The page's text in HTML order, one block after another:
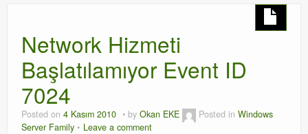
Network Hizmeti
Başlatılamıyor Event ID
7024
Posted on 4 Kasım 2010 by Okan EKE Posted in Windows
Server Family
Leave a comment